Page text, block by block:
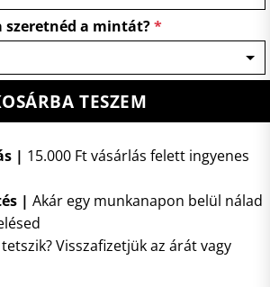
szeretnéd a mintát?*
TESZEM
| 15.000 Ft vásárlás felett ingyenes
| Akár egy munkanapon belül nálad
Visszafizetjük az árát vagy